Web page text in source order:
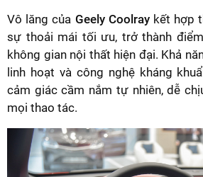
Vô lăng của Geely Coolraykết hợp
sự thoải mái tối ưu, trở thành
không gian nội thất hiện đại. Khả
linh hoạt và công nghệ kháng
cảm giác cầm nắm tự nhiên, dễ
mọi thao tác.